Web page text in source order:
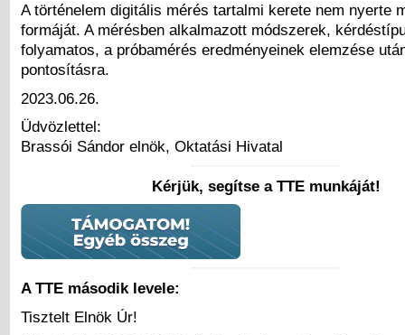
A történelem digitális mérés tartalmi kerete nem nyerte
formáját. A mérésben alkalmazott módszerek,
folyamatos, a próbamérés eredményeinek elemzése
pontosításra.
2023.06.26.
Üdvözlettel:
Brassói Sándor elnök, Oktatási Hivatal
Kérjük, segítse a TTE munkáját!
A TTE második levele:
Tisztelt Elnök Úr!